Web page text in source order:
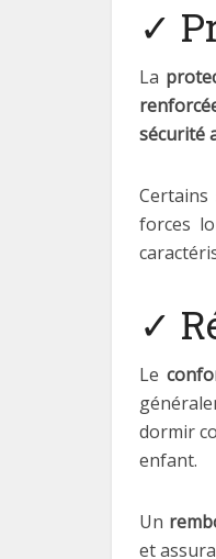
✓
La
sécurité
forces
✓
Le
dormir
enfant.
Un
et